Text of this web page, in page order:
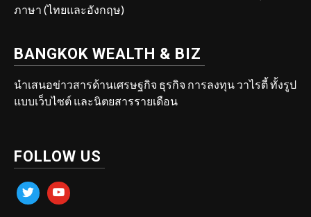
ภาษา (ไทยและอังกฤษ)
BANGKOK WEALTH & BIZ
นำเสนอข่าวสารด้านเศรษฐกิจ ธุรกิจ การลงทุน วาไรตี้ ทั้งรูป
แบบเว็บไซต์ และนิตยสารรายเดือน
FOLLOW US
twitter youtube